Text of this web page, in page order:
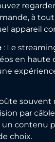
à
appareil
: Le
en haute
coûte
par
contenu
choix.